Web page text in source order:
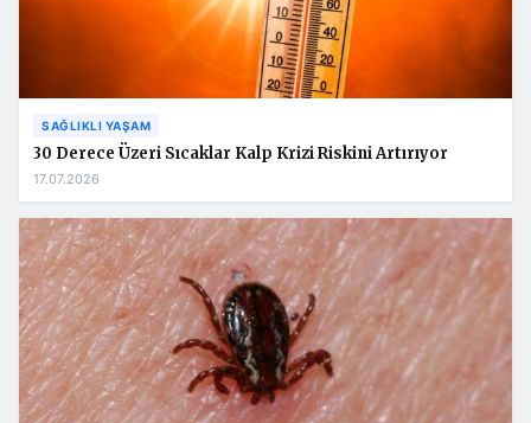
SAĞLIKLI YAŞAM
30 Derece Üzeri Sıcaklar Kalp Krizi Riskini Artırıyor
17.07.2026